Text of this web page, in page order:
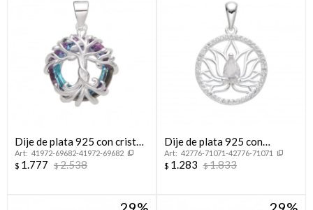
Dije de plata 925 con cristal,
ÁRBOL DE LA VIDA.
41972-69682-41972-69682
$ 1.777 $2.538
Dije de plata 925 con
circonias, FLOR DE LOTO.
42776-71071-42776-71071
$ 1.283 $1.833